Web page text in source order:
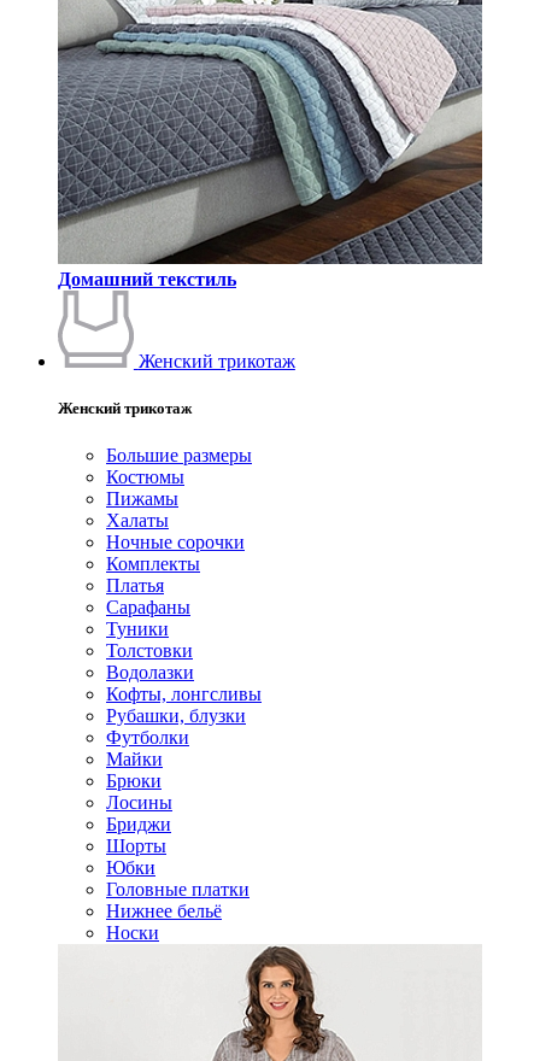
Домашний текстиль
Женский трикотаж
Женский трикотаж
Большие размеры
Костюмы
Пижамы
Халаты
Ночные сорочки
Комплекты
Платья
Сарафаны
Туники
Толстовки
Водолазки
Кофты, лонгсливы
Рубашки, блузки
Футболки
Майки
Брюки
Лосины
Бриджи
Шорты
Юбки
Головные платки
Нижнее бельё
Носки